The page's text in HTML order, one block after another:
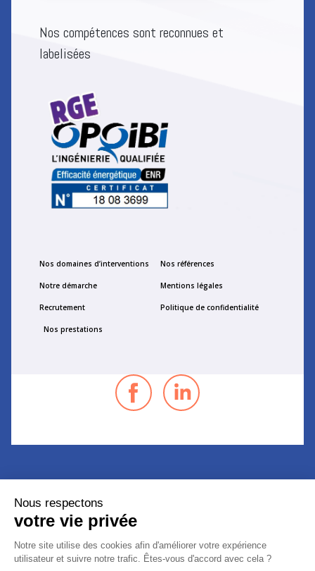
Nos compétences sont reconnues et
labelisées
Nos domaines d’interventions
Notre démarche
Recrutement
Nos prestations
Nos références
Mentions légales
Politique de confidentialité